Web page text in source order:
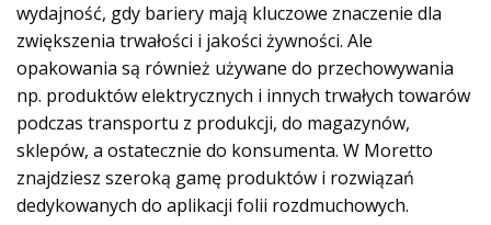
wydajność, gdy bariery mają kluczowe znaczenie dla
zwiększenia trwałości i jakości żywności. Ale
opakowania są również używane do przechowywania
np. produktów elektrycznych i innych trwałych towarów
podczas transportu z produkcji, do magazynów,
sklepów, a ostatecznie do konsumenta. W Moretto
znajdziesz szeroką gamę produktów i rozwiązań
dedykowanych do aplikacji folii rozdmuchowych.